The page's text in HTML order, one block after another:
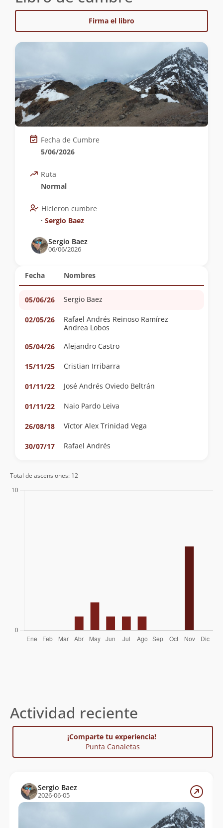
Firma el libro
Fecha Nombres
05/06/26 Sergio Baez
02/05/26
Rafael Andrés Reinoso Ramírez
Andrea Lobos
05/04/26
Alejandro Castro
15/11/25 Cristian Irribarra
01/11/22 José Andrés Oviedo Beltrán
01/11/22 Naio Pardo Leiva
26/08/18 Víctor Alex Trinidad Vega
30/07/17 Rafael Andrés
Fecha de Cumbre
5/06/2026
Ruta
Normal
Hicieron cumbre
∙ Sergio Baez
Sergio Baez
06/06/2026
Total de ascensiones: 12
Actividad reciente
¡Comparte tu experiencia!
Punta Canaletas
Sergio Baez
2026-06-05